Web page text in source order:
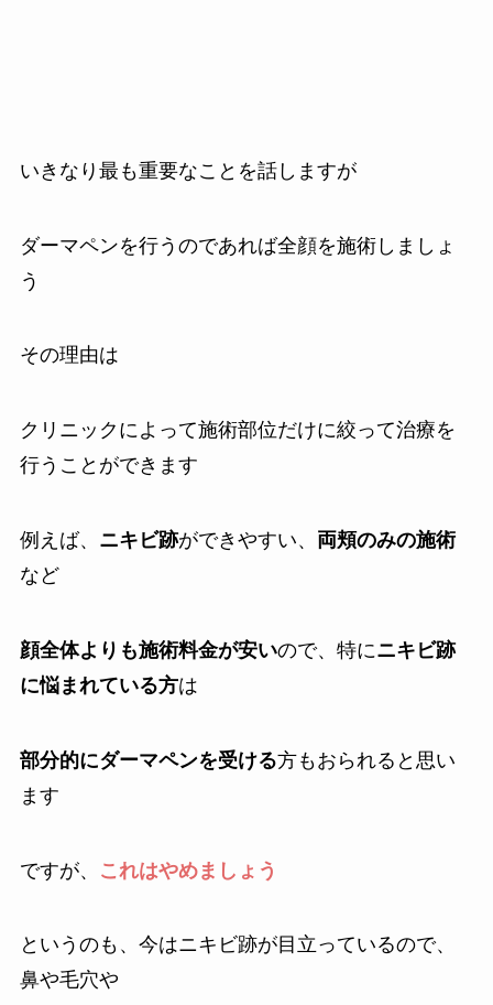
いきなり最も重要なことを話しますが
ダーマペンを行うのであれば全顔を施術しましょ
う
その理由は
クリニックによって施術部位だけに絞って治療を
行うことができます
例えば、 ニキビ跡ができやすい、 両頬のみの施術
など
顔全体よりも施術料金が安いので、特にニキビ跡
に悩まれている方は
部分的にダーマペンを受ける方もおられると思い
ます
ですが、 これはやめましょう
というのも、今はニキビ跡が目立っているので、
鼻や毛穴や